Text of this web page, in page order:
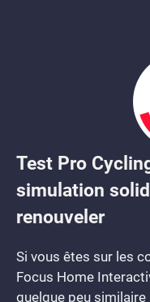
Test Pro
simulation
renouveler
Si vous êtes sur les
Focus Home
quelque peu similaire